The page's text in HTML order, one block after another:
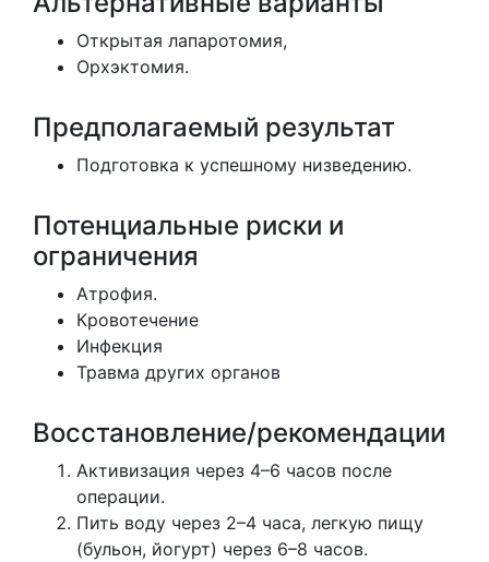
Открытая лапаротомия,
Орхэктомия.
Предполагаемый результат
Подготовка к успешному низведению.
Потенциальные риски и
ограничения
Атрофия.
Кровотечение
Инфекция
Травма других органов
Восстановление/рекомендации
Активизация через 4–6 часов после
операции.
Пить воду через 2–4 часа, легкую пищу
(бульон, йогурт) через 6–8 часов.